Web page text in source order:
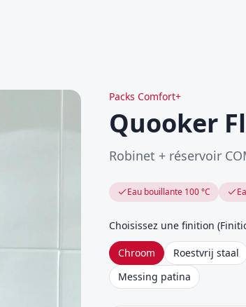
Packs Comfort+
Quooker
Robinet + réservoir
Eau bouillante 100 °C
Choisissez une finition (
Chroom Roestvrij staal
Messing patina